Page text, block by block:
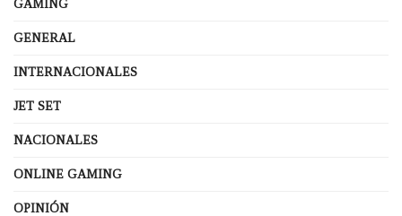
GAMING
GENERAL
INTERNACIONALES
JET SET
NACIONALES
ONLINE GAMING
OPINIÓN